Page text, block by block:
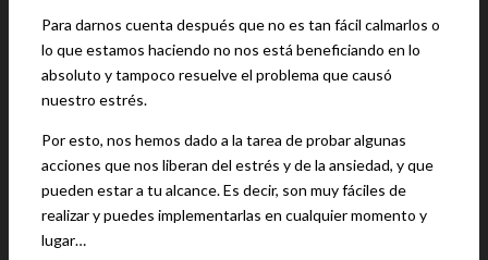
Para darnos cuenta después que no es tan fácil calmarlos o
lo que estamos haciendo no nos está beneficiando en lo
absoluto y tampoco resuelve el problema que causó
nuestro estrés.
Por esto, nos hemos dado a la tarea de probar algunas
acciones que nos liberan del estrés y de la ansiedad, y que
pueden estar a tu alcance. Es decir, son muy fáciles de
realizar y puedes implementarlas en cualquier momento y
lugar…